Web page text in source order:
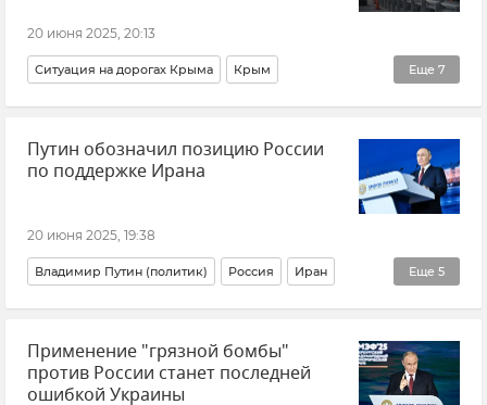
20 июня 2025, 20:13
Еще 7
Ситуация на дорогах Крыма Крым
Крымский мост Транспорт Логистика Керчь
Тамань Новости Новости Крыма
Путин обозначил позицию России
по поддержке Ирана
20 июня 2025, 19:38
Еще 5
Владимир Путин (политик) Россия Иран
Обострение между Израилем и Ираном В мире
Политика Новости Внешняя политика
Применение "грязной бомбы"
против России станет последней
ошибкой Украины